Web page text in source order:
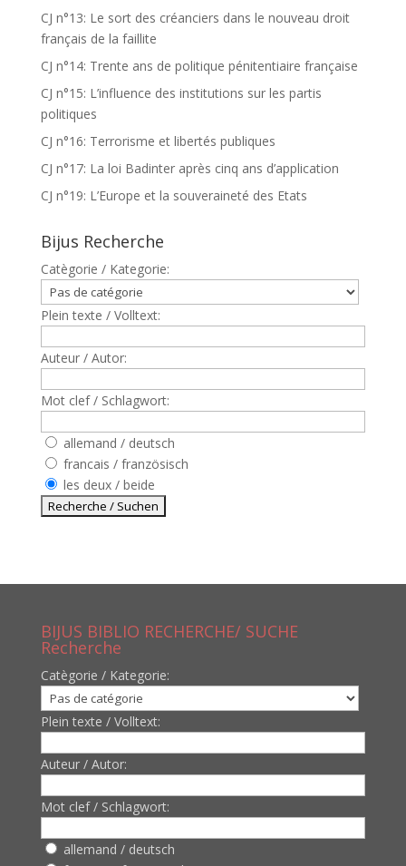
CJ n°13: Le sort des créanciers dans le nouveau droit
français de la faillite
CJ n°14: Trente ans de politique pénitentiaire française
CJ n°15: L’influence des institutions sur les partis
politiques
CJ n°16: Terrorisme et libertés publiques
CJ n°17: La loi Badinter après cinq ans d’application
CJ n°19: L’Europe et la souveraineté des Etats
Bijus Recherche
Catègorie / Kategorie:
Plein texte / Volltext:
Auteur / Autor:
Mot clef / Schlagwort:
allemand / deutsch
francais / französisch
les deux / beide
BIJUS BIBLIO RECHERCHE/ SUCHE
Recherche
Catègorie / Kategorie:
Plein texte / Volltext:
Auteur / Autor:
Mot clef / Schlagwort:
allemand / deutsch